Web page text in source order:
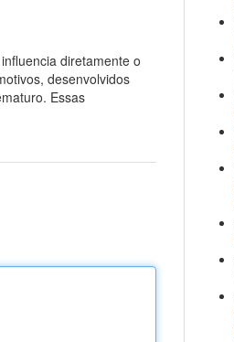
diretamente o
desenvolvidos
Essas